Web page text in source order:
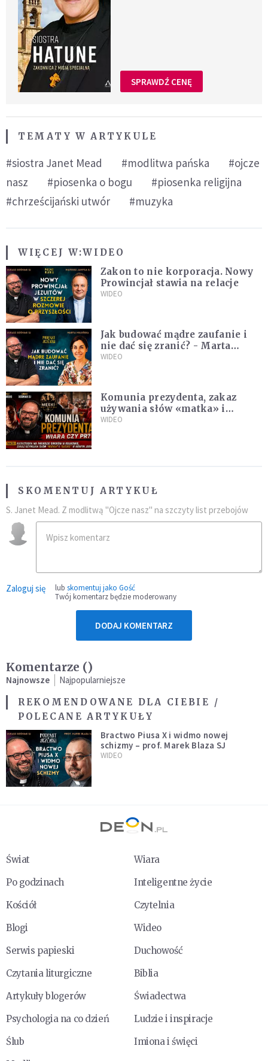
SPRAWDŹ CENĘ
TEMATY W ARTYKULE
#siostra Janet Mead #modlitwa pańska
#ojcze
nasz
#piosenka o bogu
#piosenka religijna
#chrześcijański utwór
#muzyka
WIĘCEJ W:WIDEO
Zakon to nie korporacja. Nowy
Prowincjał stawia na relacje
WIDEO
Jak budować mądre zaufanie i
nie dać się zranić? - Marta
Miłuńska
WIDEO
Komunia prezydenta, zakaz
używania słów «matka» i
«ojciec», krytyka Dziesięciu
WIDEO
SKOMENTUJ ARTYKUŁ
S. Janet Mead. Z modlitwą "Ojcze nasz" na szczyty list przebojów
Zaloguj się lub skomentuj jako Gość
Twój komentarz będzie moderowany
DODAJ KOMENTARZ
Komentarze ()
Najnowsze
Najpopularniejsze
REKOMENDOWANE DLA CIEBIE /
POLECANE ARTYKUŁY
Bractwo Piusa X i widmo nowej
schizmy – prof. Marek Blaza SJ
WIDEO
Świat
Wiara
Po godzinach
Inteligentne życie
Kościół
Czytelnia
Blogi
Wideo
Serwis papieski
Duchowość
Czytania liturgiczne
Biblia
Artykuły blogerów
Świadectwa
Psychologia na co dzień
Ludzie i inspiracje
Ślub
Imiona i święci